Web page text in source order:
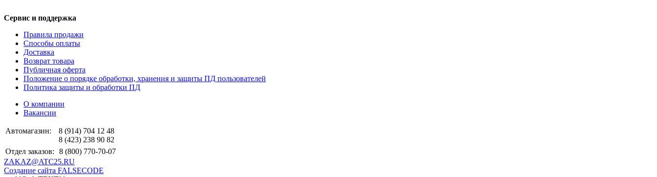
Сервис и поддержка
Правила продажи
Способы оплаты
Доставка
Возврат товара
Публичная оферта
Положение о порядке обработки, хранения и защиты ПД пользователей
Политика защиты и обработки ПД
О компании
Вакансии
Автомагазин:
8 (914) 704 12 48
8 (423) 238 90 82
Отдел заказов:
8 (800) 770-70-07
ZAKAZ@ATC25.RU
Создание сайта FALSECODE